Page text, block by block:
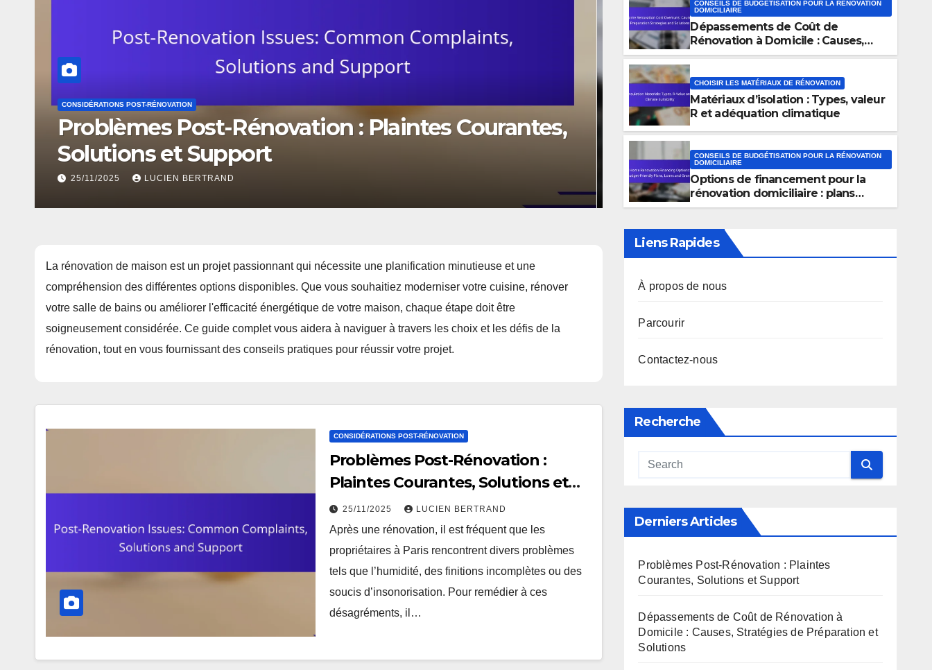
CONSIDÉRATIONS POST-RÉNOVATION
Problèmes Post-Rénovation : Plaintes Courantes,
Solutions et Support
25/11/2025 LUCIEN BERTRAND
CONSEILS DE BUDGÉTISATION POUR LA RÉNOVATION DOMICILIAIRE
Dépassements de Coût de
Domicile : Causes,
Solutions
25/11/2025 LUCIEN BERTRAND
CONSEILS DE BUDGÉTISATION POUR LA RÉNOVATION
DOMICILIAIRE
Dépassements de Coût de
Rénovation à Domicile : Causes,
Stratégies de Préparation et
CHOISIR LES MATÉRIAUX DE RÉNOVATION
Matériaux d’isolation : Types, valeur
R et adéquation climatique
CONSEILS DE BUDGÉTISATION POUR LA RÉNOVATION
DOMICILIAIRE
Options de financement pour la
rénovation domiciliaire : plans
économiques, prêts et subventions
La rénovation de maison est un projet passionnant qui nécessite une planification minutieuse et une
compréhension des différentes options disponibles. Que vous souhaitiez moderniser votre cuisine, rénover
votre salle de bains ou améliorer l'efficacité énergétique de votre maison, chaque étape doit être
soigneusement considérée. Ce guide complet vous aidera à naviguer à travers les choix et les défis de la
rénovation, tout en vous fournissant des conseils pratiques pour réussir votre projet.
CONSIDÉRATIONS POST-RÉNOVATION
Problèmes Post-Rénovation :
Plaintes Courantes, Solutions et
Support
25/11/2025 LUCIEN BERTRAND
Après une rénovation, il est fréquent que les
propriétaires à Paris rencontrent divers problèmes
tels que l’humidité, des finitions incomplètes ou des
soucis d’insonorisation. Pour remédier à ces
désagréments, il…
Liens Rapides
À propos de nous
Parcourir
Contactez-nous
Recherche
Derniers Articles
Problèmes Post-Rénovation : Plaintes
Courantes, Solutions et Support
Dépassements de Coût de Rénovation à
Domicile : Causes, Stratégies de Préparation et
Solutions